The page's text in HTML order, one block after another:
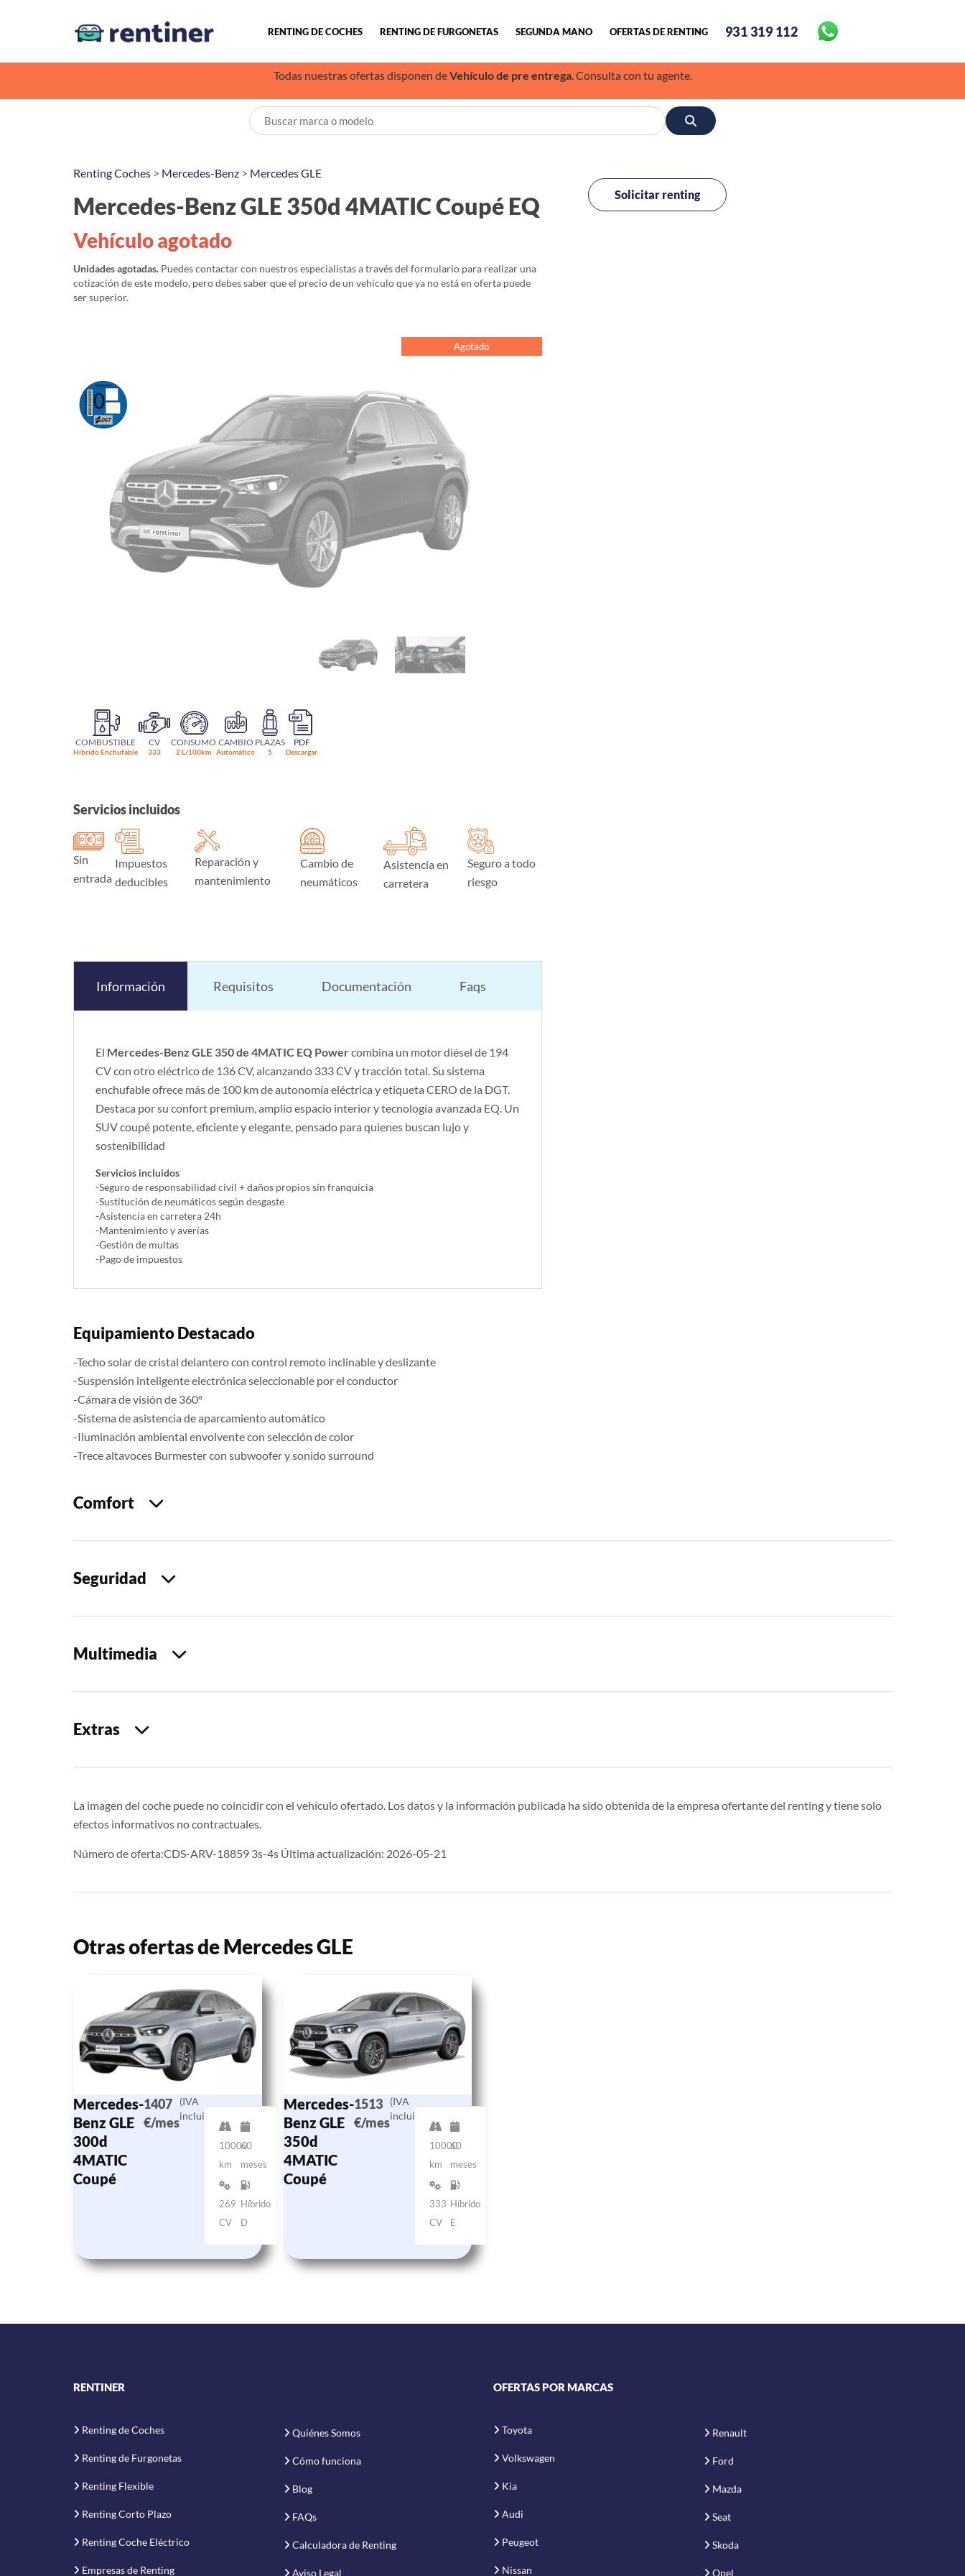
RENTING DE COCHES RENTING DE FURGONETAS SEGUNDA MANO OFERTAS DE RENTING 931 319 112
Todas nuestras ofertas disponen deVehículo de pre entrega. Consulta con tu agente.
Renting Coches > Mercedes-Benz > Mercedes GLE
Mercedes-Benz GLE 350d 4MATIC Coupé EQ
Vehículo agotado
Unidades agotadas. Puedes contactar con nuestros especialistas a través del formulario para realizar una
cotización de este modelo, pero debes saber que el precio de un vehículo que ya no está en oferta puede
ser superior.
Agotado
COMBUSTIBLE
Híbrido Enchufable
CV
333
CONSUMO
2 L/100km
CAMBIO
Automático
PLAZAS
5
PDF
Descargar
Servicios incluidos
Sin
entrada
Impuestos
deducibles
Reparación y
mantenimiento
Cambio de
neumáticos
Asistencia en
carretera
Seguro a todo
riesgo
Información Requisitos Documentación Faqs
El Mercedes-Benz GLE 350 de 4MATIC EQ Powercombina un motor diésel de 194
CV con otro eléctrico de 136 CV, alcanzando 333 CV y tracción total. Su sistema
enchufable ofrece más de 100 km de autonomía eléctrica y etiqueta CERO de la DGT.
Destaca por su confort premium, amplio espacio interior y tecnología avanzada EQ. Un
SUV coupé potente, eficiente y elegante, pensado para quienes buscan lujo y
sostenibilidad
Servicios incluidos
-Seguro de responsabilidad civil + daños propios sin franquicia
-Sustitución de neumáticos según desgaste
-Asistencia en carretera 24h
-Mantenimiento y averías
-Gestión de multas
-Pago de impuestos
Solicitar renting
Equipamiento Destacado
-Techo solar de cristal delantero con control remoto inclinable y deslizante
-Suspensión inteligente electrónica seleccionable por el conductor
-Cámara de visión de 360º
-Sistema de asistencia de aparcamiento automático
-Iluminación ambiental envolvente con selección de color
-Trece altavoces Burmester con subwoofer y sonido surround
Comfort
Seguridad
Multimedia
Extras
La imagen del coche puede no coincidir con el vehículo ofertado. Los datos y la información publicada ha sido obtenida de la empresa ofertante del renting y tiene solo
efectos informativos no contractuales.
Número de oferta:CDS-ARV-18859 3s-4s Última actualización: 2026-05-21
Otras ofertas de Mercedes GLE
Mercedes-
Benz GLE
300d
4MATIC
Coupé
1407
€/mes
(IVA
incluido)
10000
km
60
meses
269
CV
Híbrido
D
Mercedes-
Benz GLE
350d
4MATIC
Coupé
1513
€/mes
(IVA
incluido)
10000
km
60
meses
333
CV
Híbrido
E
RENTINER
Renting de Coches
Renting de Furgonetas
Renting Flexible
Renting Corto Plazo
Renting Coche Eléctrico
Empresas de Renting
Quiénes Somos
Cómo funciona
Blog
FAQs
Calculadora de Renting
Aviso Legal
OFERTAS POR MARCAS
Toyota
Volkswagen
Kia
Audi
Peugeot
Nissan
Renault
Ford
Mazda
Seat
Skoda
Opel